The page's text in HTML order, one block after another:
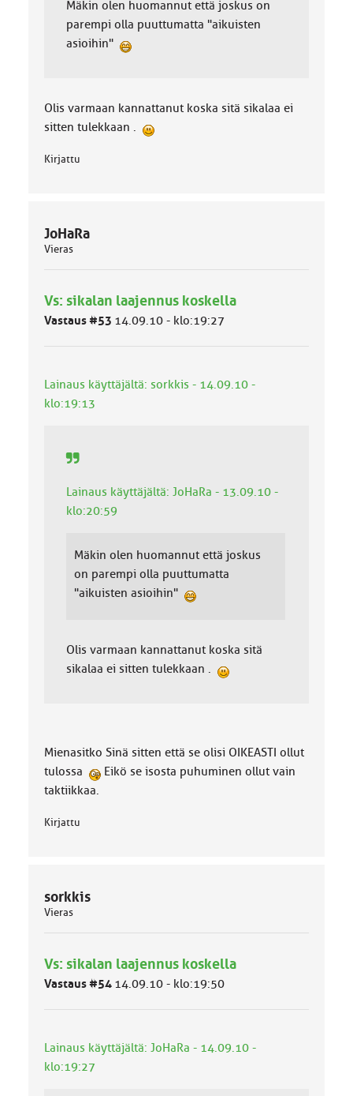
Mäkin olen huomannut että joskus on
parempi olla puuttumatta "aikuisten
asioihin"
Olis varmaan kannattanut koska sitä sikalaa ei
sitten tulekkaan .
Kirjattu
JoHaRa
Vieras
Vs: sikalan laajennus koskella
Vastaus #53 14.09.10 - klo:19:27
Lainaus käyttäjältä: sorkkis - 14.09.10 -
klo:19:13
Lainaus käyttäjältä: JoHaRa - 13.09.10 -
klo:20:59
Mäkin olen huomannut että joskus
on parempi olla puuttumatta
"aikuisten asioihin"
Olis varmaan kannattanut koska sitä
sikalaa ei sitten tulekkaan .
Mienasitko Sinä sitten että se olisi OIKEASTI ollut
tulossa
Eikö se isosta puhuminen ollut vain
taktiikkaa.
Kirjattu
sorkkis
Vieras
Vs: sikalan laajennus koskella
Vastaus #54 14.09.10 - klo:19:50
Lainaus käyttäjältä: JoHaRa - 14.09.10 -
klo:19:27